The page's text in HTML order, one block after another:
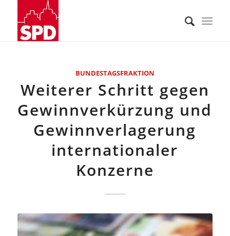
BUNDESTAGSFRAKTION
Weiterer Schritt gegen
Gewinnverkürzung und
Gewinnverlagerung
internationaler
Konzerne